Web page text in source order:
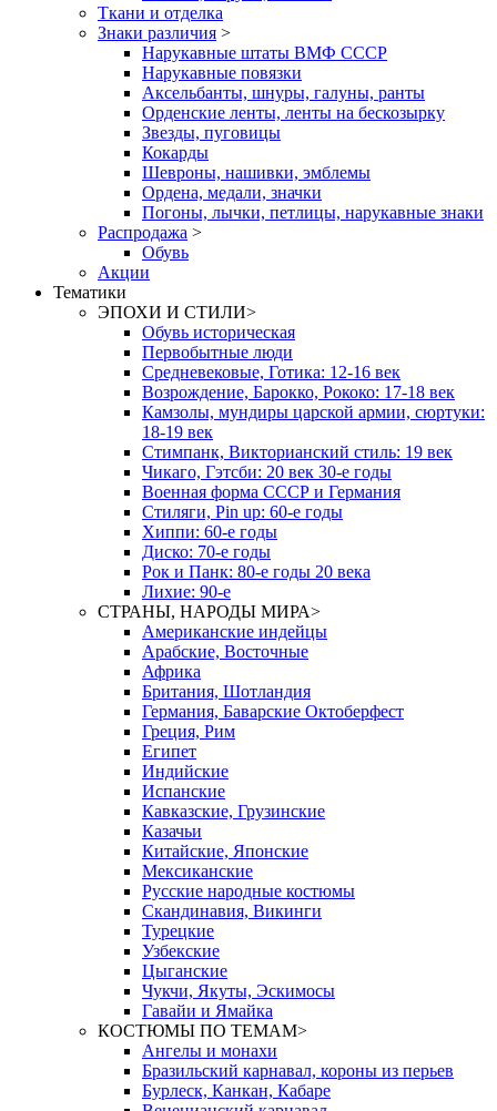
Ткани и отделка
Знаки различия >
Нарукавные штаты ВМФ СССР
Нарукавные повязки
Аксельбанты, шнуры, галуны, ранты
Орденские ленты, ленты на бескозырку
Звезды, пуговицы
Кокарды
Шевроны, нашивки, эмблемы
Ордена, медали, значки
Погоны, лычки, петлицы, нарукавные знаки
Распродажа >
Обувь
Акции
Тематики
ЭПОХИ И СТИЛИ>
Обувь историческая
Первобытные люди
Средневековые, Готика: 12-16 век
Возрождение, Барокко, Рококо: 17-18 век
Камзолы, мундиры царской армии, сюртуки:
18-19 век
Стимпанк, Викторианский стиль: 19 век
Чикаго, Гэтсби: 20 век 30-е годы
Военная форма СССР и Германия
Стиляги, Pin up: 60-е годы
Хиппи: 60-е годы
Диско: 70-е годы
Рок и Панк: 80-е годы 20 века
Лихие: 90-е
СТРАНЫ, НАРОДЫ МИРА>
Американские индейцы
Арабские, Восточные
Африка
Британия, Шотландия
Германия, Баварские Октоберфест
Греция, Рим
Египет
Индийские
Испанские
Кавказские, Грузинские
Казачьи
Китайские, Японские
Мексиканские
Русские народные костюмы
Скандинавия, Викинги
Турецкие
Узбекские
Цыганские
Чукчи, Якуты, Эскимосы
Гавайи и Ямайка
КОСТЮМЫ ПО ТЕМАМ>
Ангелы и монахи
Бразильский карнавал, короны из перьев
Бурлеск, Канкан, Кабаре